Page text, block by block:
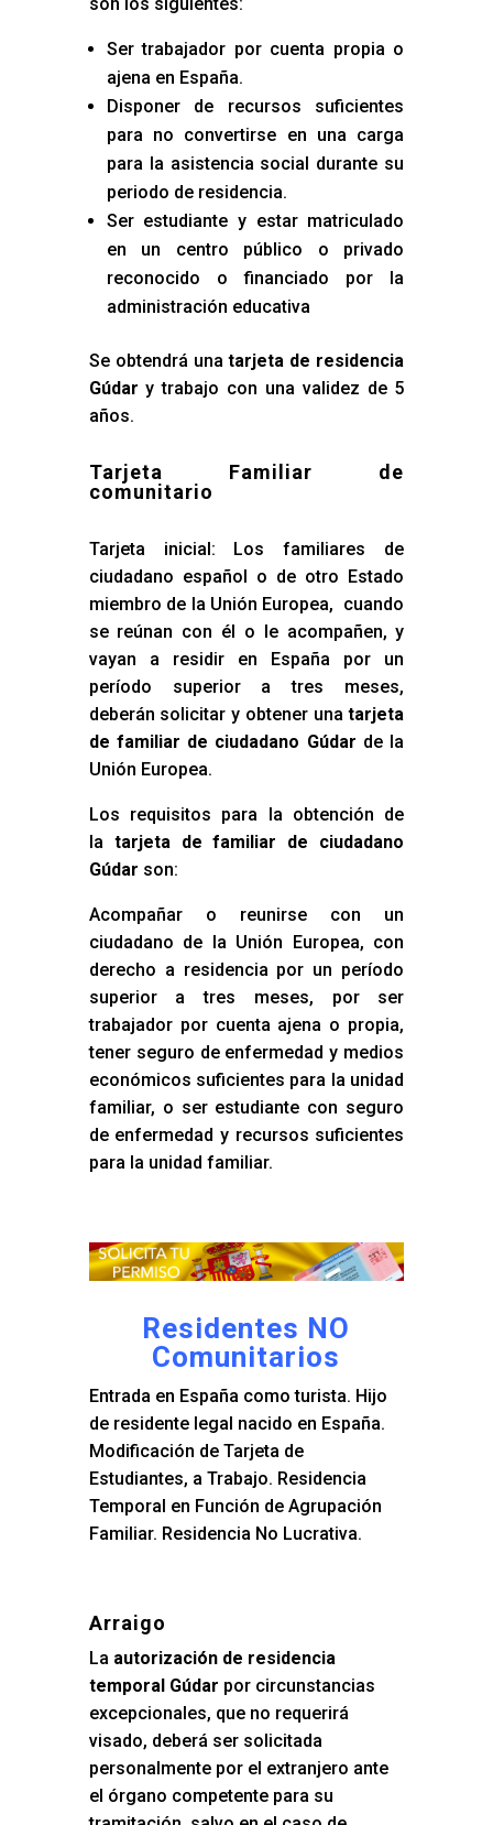
Ser trabajador por cuenta propia o
ajena en España.
Disponer de recursos suficientes
para no convertirse en una carga
para la asistencia social durante su
periodo de residencia.
Ser estudiante y estar matriculado
en un centro público o privado
reconocido o financiado por la
administración educativa
Se obtendrá unatarjeta de residencia
Gúdar y trabajo con una validez de 5
años.
Tarjeta Familiar de
comunitario
Tarjeta inicial: Los familiares de
ciudadano español o de otro Estado
miembro de la Unión Europea, cuando
se reúnan con él o le acompañen, y
vayan a residir en España por un
período superior a tres meses,
deberán solicitar y obtener unatarjeta
de familiar de ciudadano Gúdar de la
Unión Europea.
Los requisitos para la obtención de
la tarjeta de familiar de ciudadano
Gúdar son:
Acompañar o reunirse con un
ciudadano de la Unión Europea, con
derecho a residencia por un período
superior a tres meses, por ser
trabajador por cuenta ajena o propia,
tener seguro de enfermedad y medios
económicos suficientes para la unidad
familiar, o ser estudiante con seguro
de enfermedad y recursos suficientes
para la unidad familiar.
Residentes NO
Comunitarios
Entrada en España como turista. Hijo
de residente legal nacido en España.
Modificación de Tarjeta de
Estudiantes, a Trabajo. Residencia
Temporal en Función de Agrupación
Familiar. Residencia No Lucrativa.
Arraigo
La autorización de residencia
temporal Gúdar por circunstancias
excepcionales, que no requerirá
visado, deberá ser solicitada
personalmente por el extranjero ante
el órgano competente para su